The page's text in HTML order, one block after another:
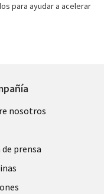
para ayudar a acelerar
nosotros
de prensa